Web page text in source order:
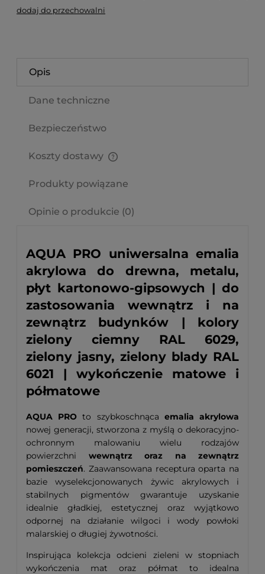
dodaj do przechowalni
Opis
Dane techniczne
Bezpieczeństwo
Koszty dostawy
Produkty powiązane
Opinie o produkcie (0)
AQUA PRO uniwersalna emalia
akrylowa do drewna, metalu,
płyt kartonowo-gipsowych | do
zastosowania wewnątrz i na
zewnątrz budynków | kolory
zielony ciemny RAL 6029,
zielony jasny, zielony blady RAL
6021 | wykończenie matowe i
półmatowe
AQUA PRO to szybkoschnąca emalia akrylowa
nowej generacji, stworzona z myślą o dekoracyjno-
ochronnym malowaniu wielu rodzajów
powierzchni wewnątrz oraz na zewnątrz
pomieszczeń. Zaawansowana receptura oparta na
bazie wyselekcjonowanych żywic akrylowych i
stabilnych pigmentów gwarantuje uzyskanie
idealnie gładkiej, estetycznej oraz wyjątkowo
odpornej na działanie wilgoci i wody powłoki
malarskiej o długiej żywotności.
Inspirująca kolekcja odcieni zieleni w stopniach
wykończenia mat oraz półmat to idealna